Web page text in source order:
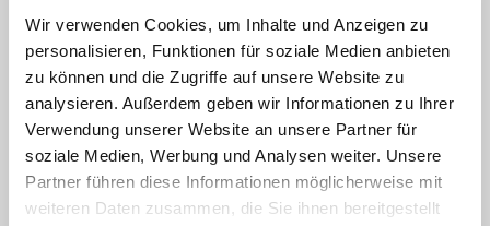
Wir verwenden Cookies, um Inhalte und Anzeigen zu
personalisieren, Funktionen für soziale Medien anbieten
zu können und die Zugriffe auf unsere Website zu
analysieren. Außerdem geben wir Informationen zu Ihrer
Verwendung unserer Website an unsere Partner für
soziale Medien, Werbung und Analysen weiter. Unsere
Partner führen diese Informationen möglicherweise mit
weiteren Daten zusammen, die Sie ihnen bereitgestellt
im Markusdom von Venedig gewesen.
Im Krieg diente der 1940 zum Priester
geweihte Capovilla bei der italienischen
Luftwaffe.
Hausverwalter nach der Emeritierung